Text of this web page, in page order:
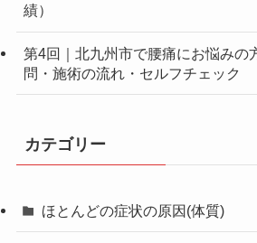
績）
第4回｜北九州市で腰痛にお悩みの
問・施術の流れ・セルフチェック
カテゴリー
ほとんどの症状の原因(体質)